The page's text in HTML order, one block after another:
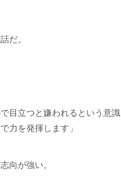
だ。
目立つと嫌われるという意識
力を発揮します」
向が強い。